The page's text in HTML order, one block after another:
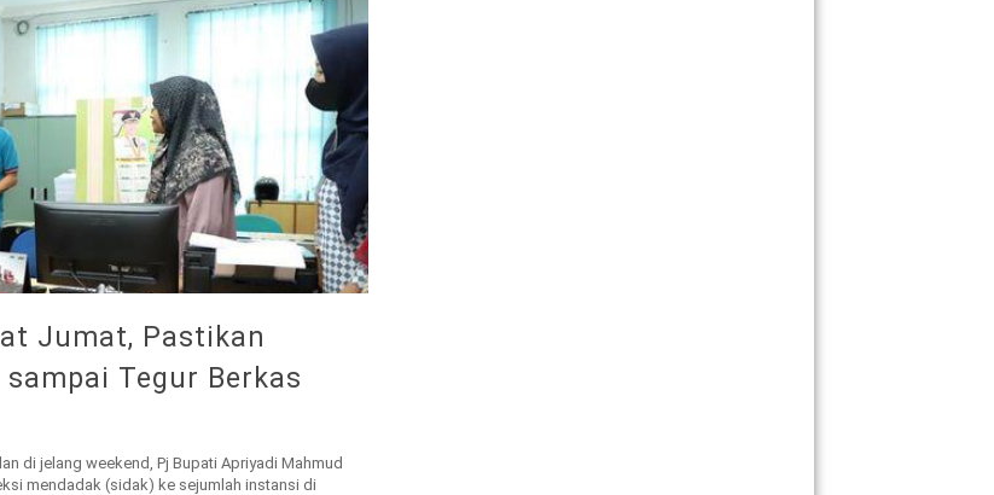
Jumat, Pastikan
sampai Tegur Berkas
di jelang weekend, Pj Bupati Apriyadi Mahmud
mendadak (sidak) ke sejumlah instansi di